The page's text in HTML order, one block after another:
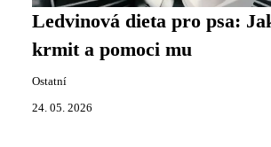
Ledvinová dieta pro psa:
krmit a pomoci mu
Ostatní
24. 05. 2026